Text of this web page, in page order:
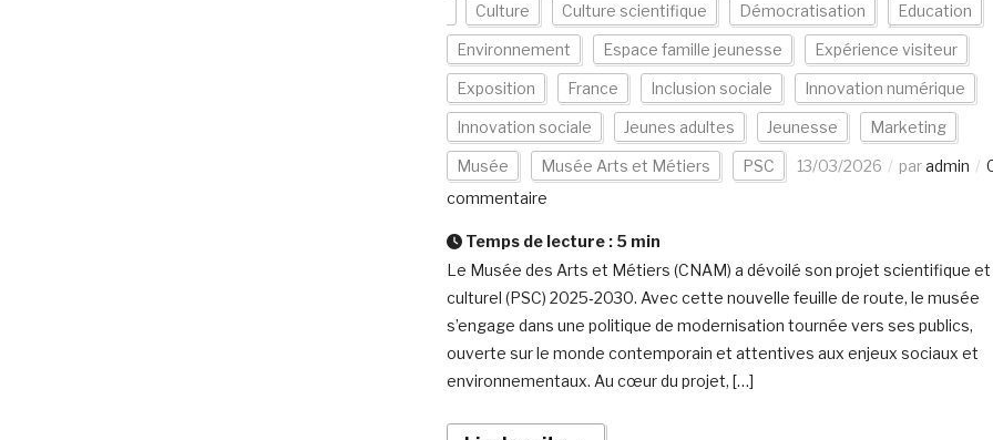
Culture Culture scientifique Démocratisation Education
Environnement Espace famille jeunesse Expérience visiteur
Exposition France Inclusion sociale Innovation numérique
Innovation sociale Jeunes adultes Jeunesse Marketing
Musée Musée Arts et Métiers PSC 13/03/2026 paradmin
commentaire
Temps de lecture : 5 min
Le Musée des Arts et Métiers (CNAM) a dévoilé son projet scientifique et
culturel (PSC) 2025‑2030. Avec cette nouvelle feuille de route, le musée
s’engage dans une politique de modernisation tournée vers ses publics,
ouverte sur le monde contemporain et attentives aux enjeux sociaux et
environnementaux. Au cœur du projet, […]